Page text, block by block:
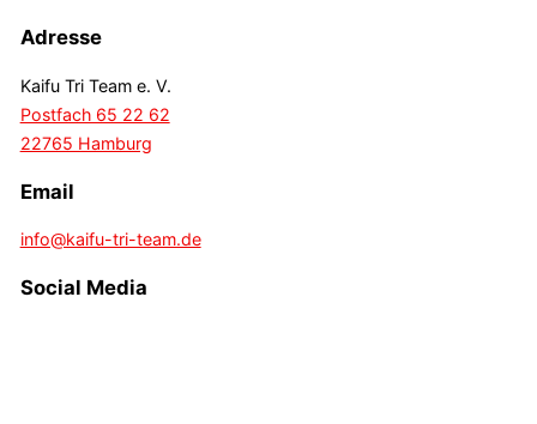
Adresse
Kaifu Tri Team e. V.
Postfach 65 22 62
22765 Hamburg
Email
info@kaifu-tri-team.de
Social Media